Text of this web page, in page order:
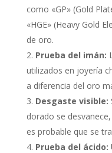
como «GP» (Gold
«HGE» (Heavy Gold
de oro.
Prueba del imán:
utilizados en joyería
a diferencia del oro
Desgaste visible:
dorado se
es probable que se
Prueba del ácido: